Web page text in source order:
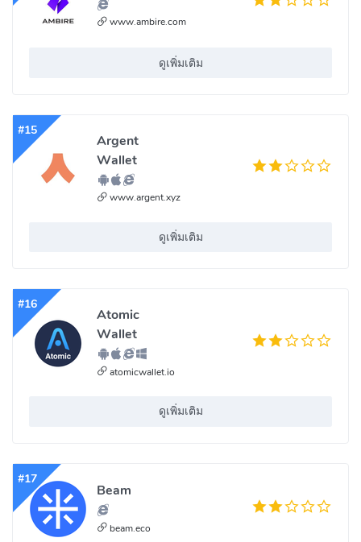
www.ambire.com
ดูเพิ่มเติม
#15
Argent
Wallet
www.argent.xyz
ดูเพิ่มเติม
#16
Atomic
Wallet
atomicwallet.io
ดูเพิ่มเติม
#17
Beam
beam.eco